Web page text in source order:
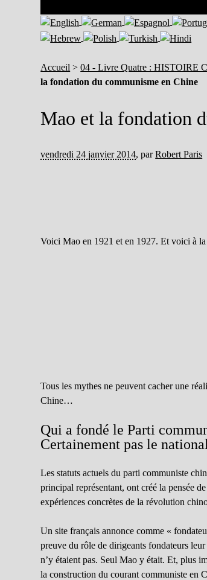
Accueil >04 - Livre Quatre : HISTOIRE
la fondation du communisme en Chine
Mao et la fondation
vendredi 24 janvier 2014,parRobert Paris
Voici Mao en 1921 et en 1927. Et voici à
Tous les mythes ne peuvent cacher une
Chine…
Qui a fondé le Parti
Certainement pas le
Les statuts actuels du parti communiste
principal représentant, ont créé la pensée
expériences concrètes de la révolution
Un site français annonce comme «
preuve du rôle de dirigeants fondateurs
n’y étaient pas. Seul Mao y était. Et, plus
la construction du courant communiste en